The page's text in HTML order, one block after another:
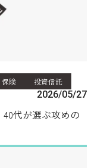
保険 投資信託
2026/05/27
40代が選ぶ攻めの